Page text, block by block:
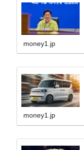
money1.jp
money1.jp